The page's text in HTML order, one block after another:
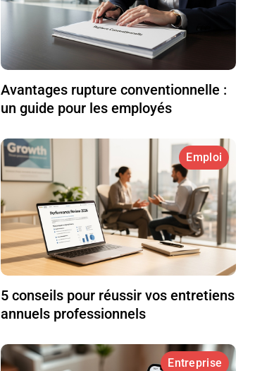
Avantages rupture conventionnelle :
un guide pour les employés
Emploi
5 conseils pour réussir vos entretiens
annuels professionnels
Entreprise